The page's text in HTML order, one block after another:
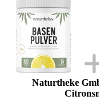
Naturtheke